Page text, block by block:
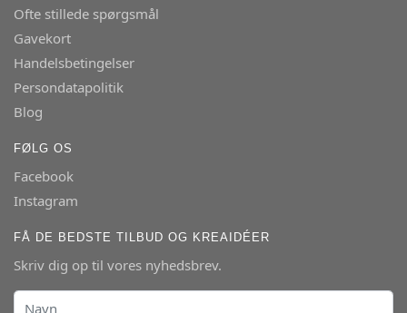
Ofte stillede spørgsmål
Gavekort
Handelsbetingelser
Persondatapolitik
Blog
FØLG OS
Facebook
Instagram
FÅ DE BEDSTE TILBUD OG KREAIDÉER
Skriv dig op til vores nyhedsbrev.